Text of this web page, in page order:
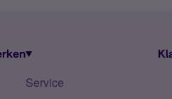
Service